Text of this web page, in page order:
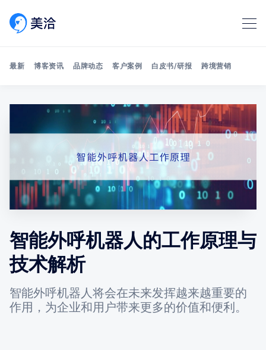
Search 美洽博客
最新 博客资讯 品牌动态 客户案例 白皮书/研报 跨境营销
智能外呼机器人的工作原理与
技术解析
智能外呼机器人将会在未来发挥越来越重要的
作用，为企业和用户带来更多的价值和便利。